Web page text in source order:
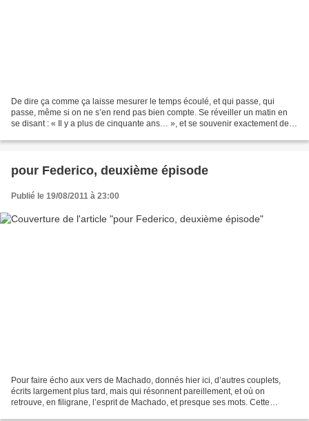
De dire ça comme ça laisse mesurer le temps écoulé, et qui passe, qui
passe, même si on ne s’en rend pas bien compte. Se réveiller un matin en
se disant : « Il y a plus de cinquante ans… », et se souvenir exactement de
pour Federico, deuxième épisode
Publié le 19/08/2011 à 23:00
Pour faire écho aux vers de Machado, donnés hier ici, d’autres couplets,
écrits largement plus tard, mais qui résonnent pareillement, et où on
retrouve, en filigrane, l’esprit de Machado, et presque ses mots. Cette